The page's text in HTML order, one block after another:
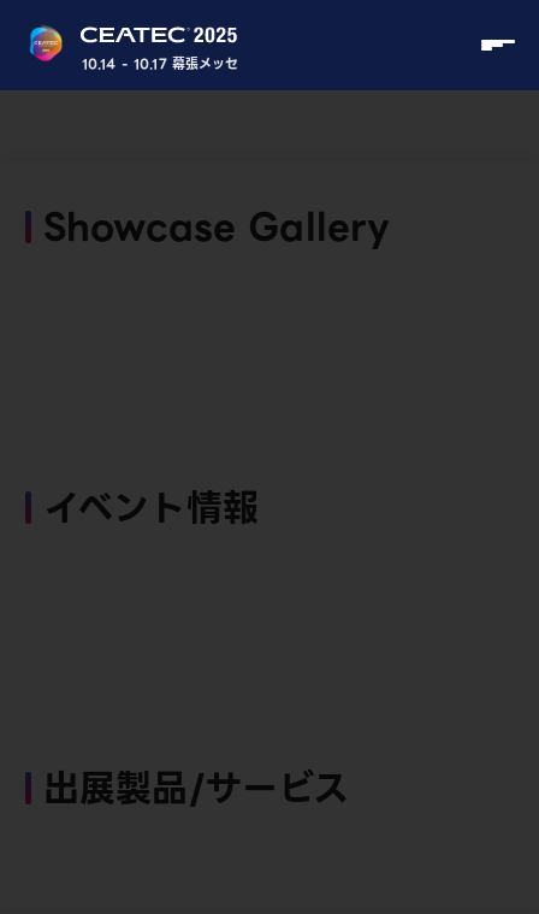
10.14 - 10.17 幕張メッセ
Showcase Gallery
イベント情報
出展製品/サービス